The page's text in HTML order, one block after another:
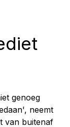
genoeg
neemt
van buitenaf